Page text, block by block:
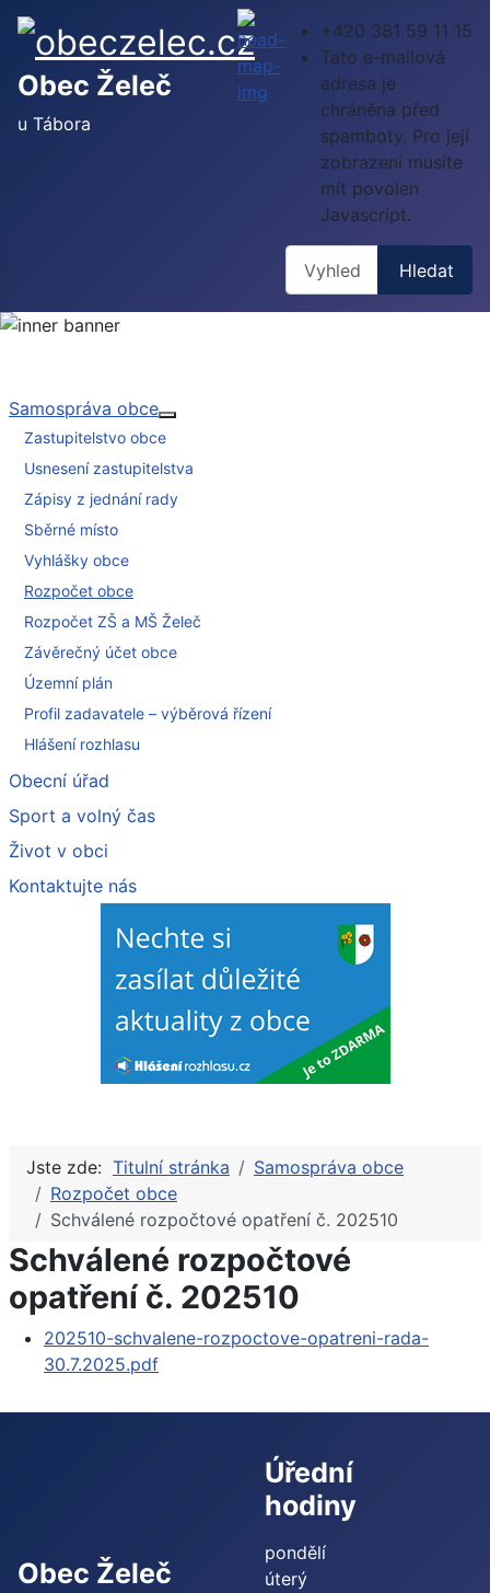
Obec Želeč
u Tábora
+420 381 59 11 15
Tato e-mailová
adresa je
chráněna před
spamboty. Pro její
zobrazení musíte
mít povolen
Javascript.
Hledat
Samospráva obce
Zastupitelstvo obce
Usnesení zastupitelstva
Zápisy z jednání rady
Sběrné místo
Vyhlášky obce
Rozpočet obce
Rozpočet ZŠ a MŠ Želeč
Závěrečný účet obce
Územní plán
Profil zadavatele – výběrová řízení
Hlášení rozhlasu
Obecní úřad
Sport a volný čas
Život v obci
Kontaktujte nás
Jste zde: Titulní stránka
Samospráva obce
Rozpočet obce
Schválené rozpočtové opatření č. 202510
Schválené rozpočtové
opatření č. 202510
202510-schvalene-rozpoctove-opatreni-rada-
30.7.2025.pdf
Obec Želeč
Úřední
hodiny
pondělí
úterý